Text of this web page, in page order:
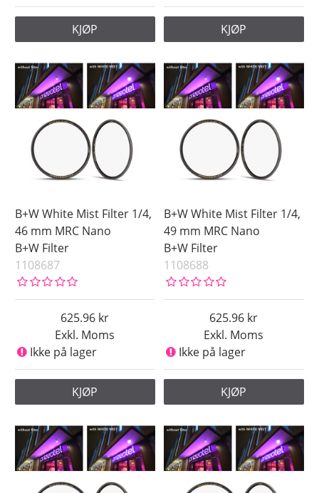
KJØP KJØP
B+W White Mist Filter 1/4,
46 mm MRC Nano
B+W Filter
1108687
Exkl. Moms
625.96
Ikke på lager
KJØP
B+W White Mist Filter 1/4,
49 mm MRC Nano
B+W Filter
1108688
Exkl. Moms
625.96
Ikke på lager
KJØP